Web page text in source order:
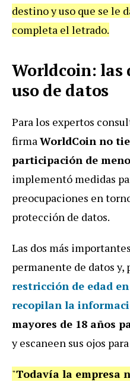
destino y uso que se le
completa el letrado.
Worldcoin: las
uso de datos
Para los expertos
firmaWorldCoin no
participación de
implementó medidas
preocupaciones en
protección de datos.
Las dos más
permanente de datos y,
restricción de edad
recopilan la
mayores de 18 años
y escaneen sus ojos
"Todavía la empresa